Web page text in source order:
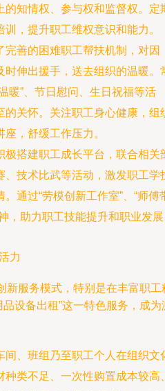
的知情权、参与权和监督权。定
，提升职工维权意识和能力。
完善的困难职工帮扶机制，对因
时伸出援手，送去组织的温暖。
暖”、节日慰问、生日祝福等活
的关怀。关注职工身心健康，组
，舒缓工作压力。
极搭建职工成长平台，联合相关
、技术比武等活动，激发职工学
通过“劳模创新工作室”、“师傅
，助力职工技能提升和职业发
力
新服务模式，特别是在丰富职工
设备出租”这一特色服务，成为
间、班组乃至职工个人在组织文
种类不足、一次性购置成本较高